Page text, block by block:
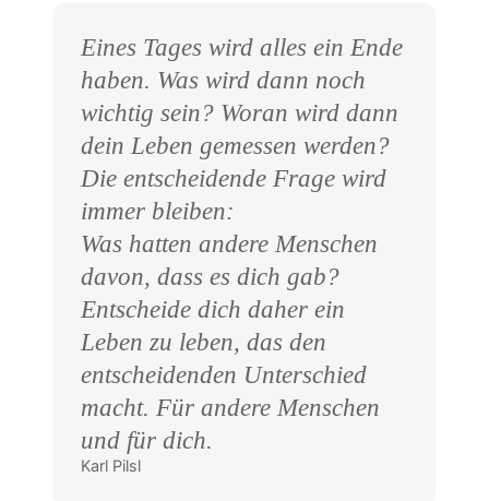
Eines Tages wird alles ein Ende
haben. Was wird dann noch
wichtig sein? Woran wird dann
dein Leben gemessen werden?
Die entscheidende Frage wird
immer bleiben:
Was hatten andere Menschen
davon, dass es dich gab?
Entscheide dich daher ein
Leben zu leben, das den
entscheidenden Unterschied
macht. Für andere Menschen
und für dich.
Karl Pilsl